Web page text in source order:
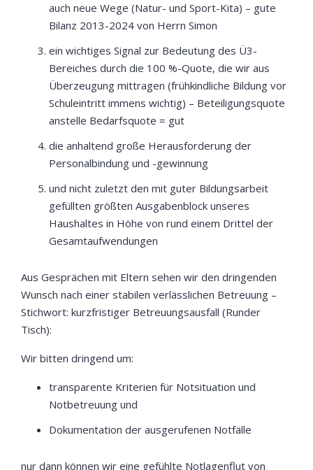
auch neue Wege (Natur- und Sport-Kita) – gute
Bilanz 2013-2024 von Herrn Simon
ein wichtiges Signal zur Bedeutung des Ü3-
Bereiches durch die 100 %-Quote, die wir aus
Überzeugung mittragen (frühkindliche Bildung vor
Schuleintritt immens wichtig) – Beteiligungsquote
anstelle Bedarfsquote = gut
die anhaltend große Herausforderung der
Personalbindung und -gewinnung
und nicht zuletzt den mit guter Bildungsarbeit
gefüllten größten Ausgabenblock unseres
Haushaltes in Höhe von rund einem Drittel der
Gesamtaufwendungen
Aus Gesprächen mit Eltern sehen wir den dringenden
Wunsch nach einer stabilen verlässlichen Betreuung –
Stichwort: kurzfristiger Betreuungsausfall (Runder
Tisch):
Wir bitten dringend um:
transparente Kriterien für Notsituation und
Notbetreuung und
Dokumentation der ausgerufenen Notfälle
nur dann können wir eine gefühlte Notlagenflut von